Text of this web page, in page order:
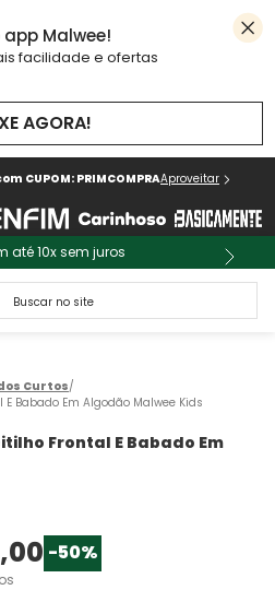
Malwee!
facilidade e ofertas
AGORA!
CUPOM: PRIMCOMPRAAproveitar
até 10x sem juros
no site
Curtos
Babado Em Algodão Malwee Kids
Frontal E Babado Em
,00 -50%